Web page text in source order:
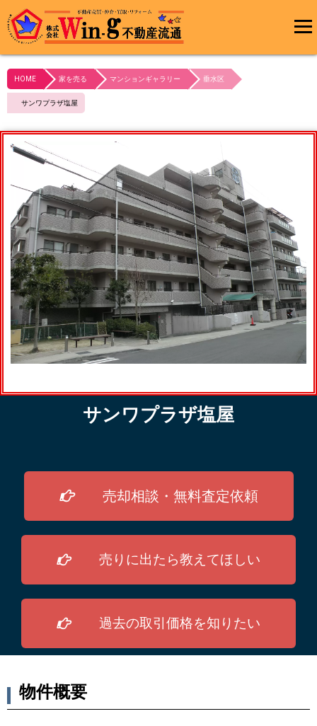
メインメ
最終更新日:2023/10/21
HOME 家を売る マンションギャラリー 垂水区
サンワプラザ塩屋
サンワプラザ塩屋
売却相談・無料査定依頼
売りに出たら教えてほしい
過去の取引価格を知りたい
物件概要